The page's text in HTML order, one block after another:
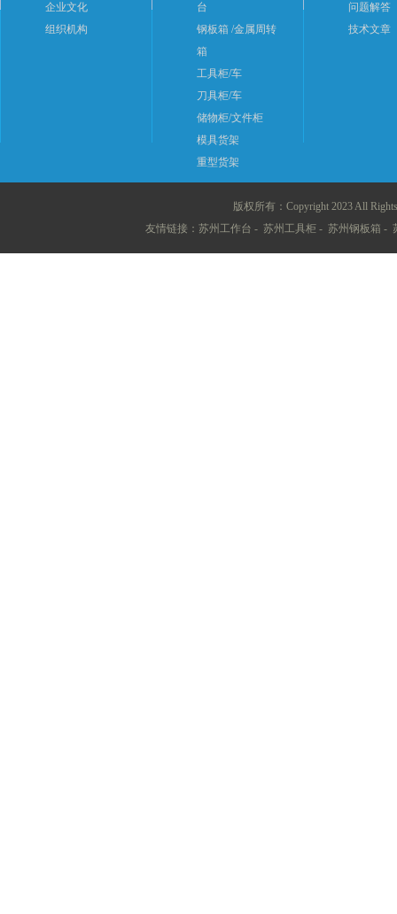
企业文化
组织机构
台
钢板箱 /金属周转
箱
工具柜/车
刀具柜/车
储物柜/文件柜
模具货架
重型货架
问题解答
技术文章
版权所有：Copyright 2023 All
友情链接： 苏州工作台 - 苏州工具柜- 苏州钢板箱 -